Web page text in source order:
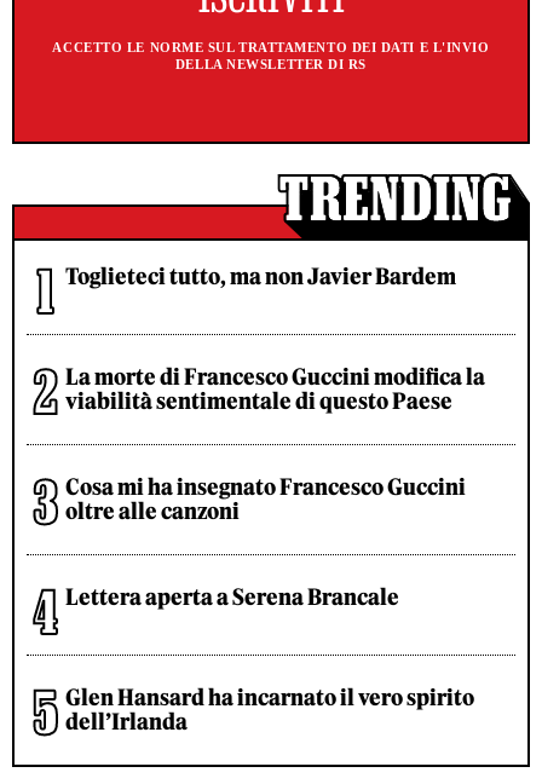
ACCETTO LE NORME SUL TRATTAMENTO DEI DATI E L'INVIO
DELLA NEWSLETTER DI RS
Toglieteci tutto, ma non Javier Bardem
La morte di Francesco Guccini modifica la
viabilità sentimentale di questo Paese
Cosa mi ha insegnato Francesco Guccini
oltre alle canzoni
Lettera aperta a Serena Brancale
Glen Hansard ha incarnato il vero spirito
dell’Irlanda